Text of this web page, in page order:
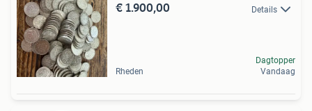
€ 1.900,00 Details
Rheden
Dagtopper
Vandaag